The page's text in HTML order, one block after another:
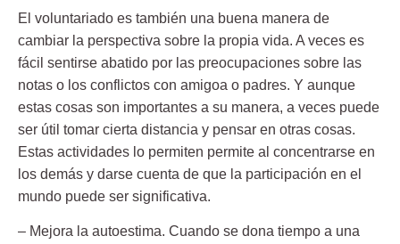
El voluntariado es también una buena manera de
cambiar la perspectiva sobre la propia vida. A veces es
fácil sentirse abatido por las preocupaciones sobre las
notas o los conflictos con amigoa o padres. Y aunque
estas cosas son importantes a su manera, a veces puede
ser útil tomar cierta distancia y pensar en otras cosas.
Estas actividades lo permiten permite al concentrarse en
los demás y darse cuenta de que la participación en el
mundo puede ser significativa.
– Mejora la autoestima. Cuando se dona tiempo a una